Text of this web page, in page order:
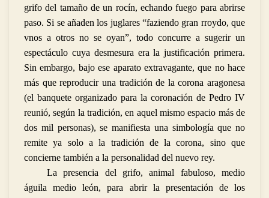
grifo del tamaño de un rocín, echando fuego para abrirse
paso. Si se añaden los juglares “faziendo gran rroydo, que
vnos a otros no se oyan”, todo concurre a sugerir un
espectáculo cuya desmesura era la justificación primera.
Sin embargo, bajo ese aparato extravagante, que no hace
más que reproducir una tradición de la corona aragonesa
(el banquete organizado para la coronación de Pedro IV
reunió, según la tradición, en aquel mismo espacio más de
dos mil personas), se manifiesta una simbología que no
remite ya solo a la tradición de la corona, sino que
concierne también a la personalidad del nuevo rey.
La presencia del grifo, animal fabuloso, medio
águila medio león, para abrir la presentación de los